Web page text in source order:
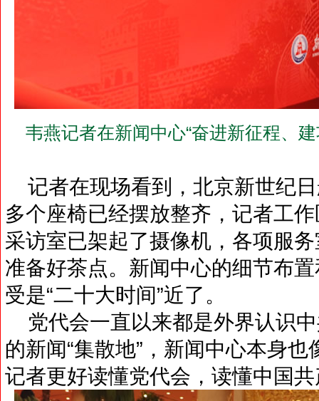
韦燕记者在新闻中心“奋进新征程、
记者在现场看到，北京新世纪
多个座椅已经摆放整齐，记者工
采访室已架起了摄像机，各项服
准备好茶点。新闻中心的细节布
受是“二十大时间”近了。
党代会一直以来都是外界认识
的新闻“集散地”，新闻中心本身
记者更好读懂党代会，读懂中国